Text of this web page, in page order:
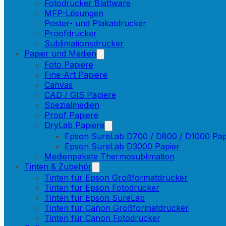
Fotodrucker Blattware
MFP-Lösungen
Poster- und Plakatdrucker
Proofdrucker
Sublimationsdrucker
Papier und Medien
Foto Papiere
Fine-Art Papiere
Canvas
CAD / GIS Papiere
Spezialmedien
Proof Papiere
DryLab Papiere
Epson SureLab D700 / D800 / D1000
Epson SureLab D3000 Papier
Medienpakete Thermosublimation
Tinten & Zubehör
Tinten für Epson Großformatdrucker
Tinten für Epson Fotodrucker
Tinten für Epson SureLab
Tinten für Canon Großformatdrucker
Tinten für Canon Fotodrucker